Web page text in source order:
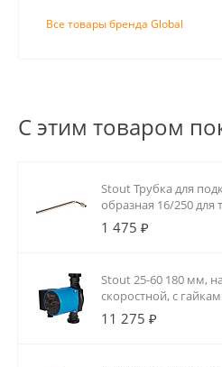
Все товары бренда Global
С этим товаром
Stout Трубка для
образная 16/250 для
полиэтилена
1 475 ₽
Stout 25-60 180 мм,
скоростной, с
11 275 ₽